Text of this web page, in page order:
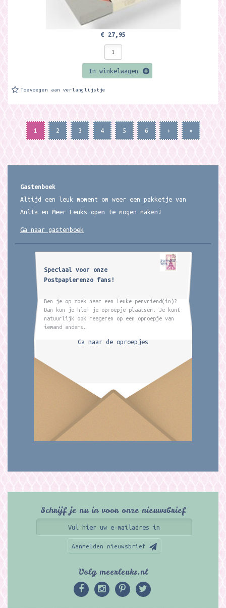
€ 27,95
In winkelwagen
Toevoegen aan verlanglijstje
1 2 3 4 5 6 › »
Gastenboek
Altijd een leuk moment om weer een pakketje van
Anita en Meer Leuks open te mogen maken!
Ga naar gastenboek
Speciaal voor onze
Postpapierenzo fans!
Ben je op zoek naar een leuke penvriend(in)?
Dan kun je hier je oproepje plaatsen. Je kunt
natuurlijk ook reageren op een oproepje van
iemand anders.
Ga naar de oproepjes
Schrijf je nu in voor onze nieuwsbrief
Aanmelden nieuwsbrief
Volg meerleuks.nl